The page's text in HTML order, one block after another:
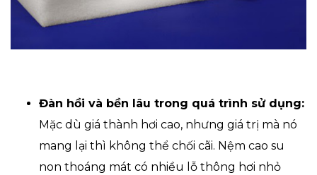
Đàn hồi và bền lâu trong quá trình sử dụng:
Mặc dù giá thành hơi cao, nhưng giá trị mà nó
mang lại thì không thể chối cãi. Nệm cao su
non thoáng mát có nhiều lỗ thông hơi nhỏ